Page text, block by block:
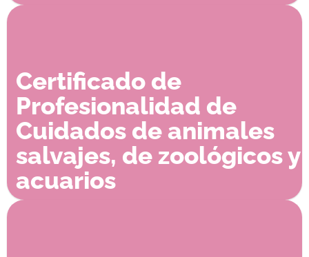
Certificado de
Profesionalidad de
Cuidados de animales
salvajes, de zoológicos y
acuarios